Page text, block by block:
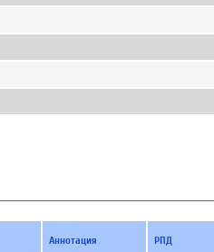
Аннотация РПД